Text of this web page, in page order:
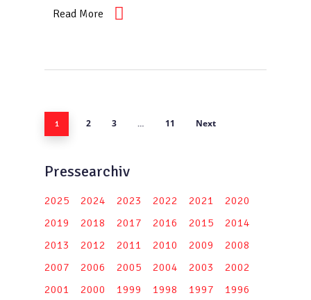
Read More
1 2 3 … 11 Next
Pressearchiv
2025 2024 2023 2022 2021
2020
2019
2018 2017 2016 2015
2014
2013
2012 2011 2010 2009
2008
2007
2006 2005 2004 2003
2002
2001
2000 1999 1998 1997 1996